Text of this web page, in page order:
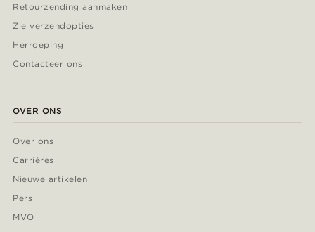
Retourzending aanmaken
Zie verzendopties
Herroeping
Contacteer ons
OVER ONS
Over ons
Carrières
Nieuwe artikelen
Pers
MVO